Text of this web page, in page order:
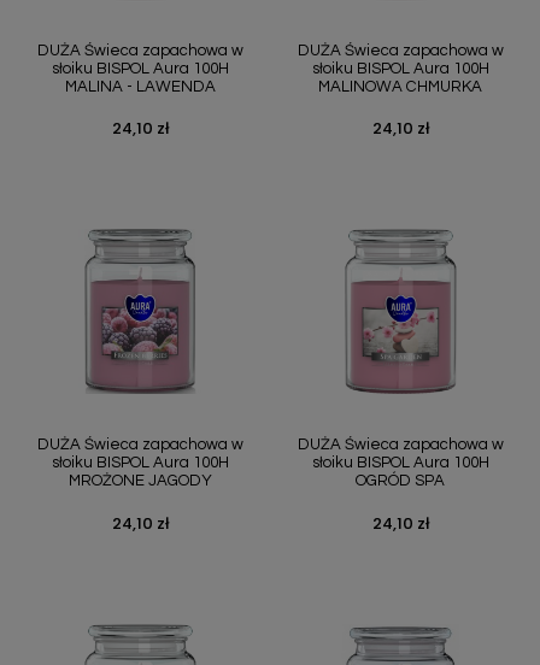
DUŻA Świeca zapachowa w
słoiku BISPOL Aura 100H
MALINA - LAWENDA
Cena
24,10 zł
DUŻA Świeca zapachowa w
słoiku BISPOL Aura 100H
MALINOWA CHMURKA
Cena
24,10 zł
DUŻA Świeca zapachowa w
słoiku BISPOL Aura 100H
MROŻONE JAGODY
Cena
24,10 zł
DUŻA Świeca zapachowa w
słoiku BISPOL Aura 100H
OGRÓD SPA
Cena
24,10 zł